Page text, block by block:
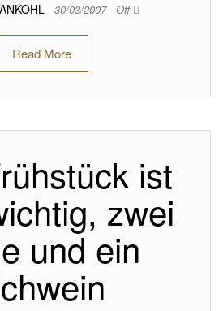
30/03/2007 Off
Read More
ist
zwei
und ein